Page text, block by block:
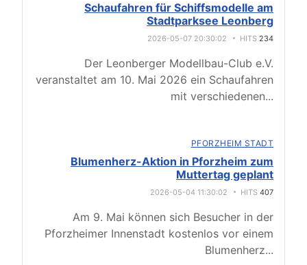
Schaufahren für Schiffsmodelle am
Stadtparksee Leonberg
2026-05-07 20:30:02 HITS 234
Der Leonberger Modellbau-Club e.V.
veranstaltet am 10. Mai 2026 ein Schaufahren
mit verschiedenen...
PFORZHEIM STADT
Blumenherz-Aktion in Pforzheim zum
Muttertag geplant
2026-05-04 11:30:02 HITS 407
Am 9. Mai können sich Besucher in der
Pforzheimer Innenstadt kostenlos vor einem
Blumenherz...